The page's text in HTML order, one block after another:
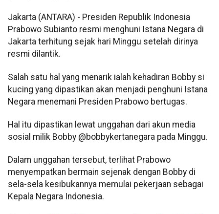
Jakarta (ANTARA) - Presiden Republik Indonesia
Prabowo Subianto resmi menghuni Istana Negara di
Jakarta terhitung sejak hari Minggu setelah dirinya
resmi dilantik.
Salah satu hal yang menarik ialah kehadiran Bobby si
kucing yang dipastikan akan menjadi penghuni Istana
Negara menemani Presiden Prabowo bertugas.
Hal itu dipastikan lewat unggahan dari akun media
sosial milik Bobby @bobbykertanegara pada Minggu.
Dalam unggahan tersebut, terlihat Prabowo
menyempatkan bermain sejenak dengan Bobby di
sela-sela kesibukannya memulai pekerjaan sebagai
Kepala Negara Indonesia.